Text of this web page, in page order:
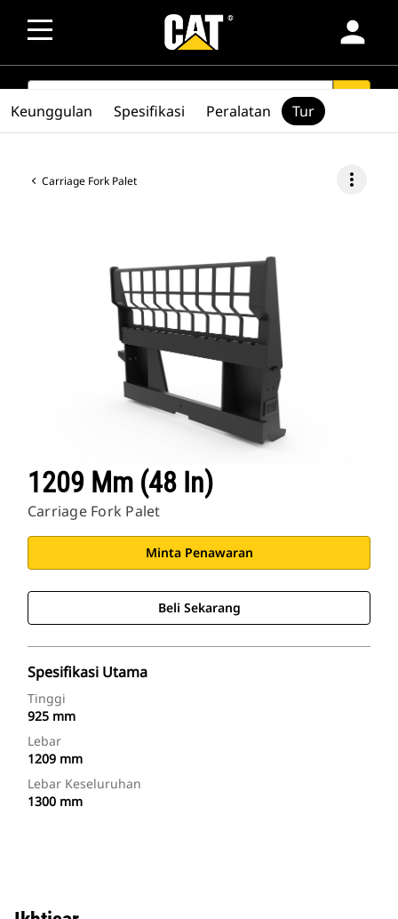
person
SEARCH
Carriage Fork Palet more_vert
1209 Mm (48 In)
Carriage Fork Palet
Minta Penawaran
Beli Sekarang
Spesifikasi Utama
Tinggi
925 mm
Lebar
1209 mm
Lebar Keseluruhan
1300 mm
Keunggulan Spesifikasi Peralatan Tur